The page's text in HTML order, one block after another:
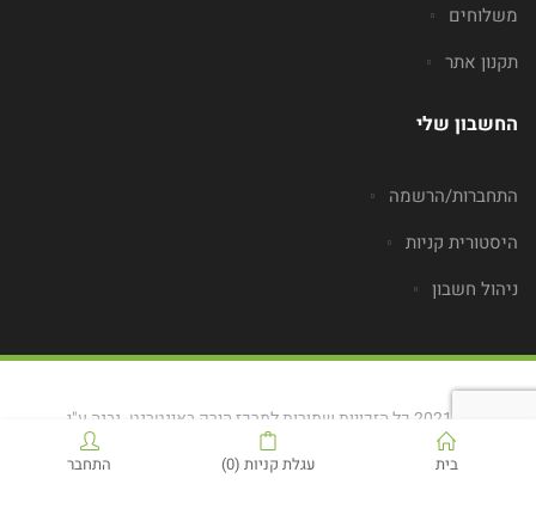
משלוחים
תקנון אתר
החשבון שלי
התחברות/הרשמה
היסטורית קניות
ניהול חשבון
Blashnikov.Pro
בית עגלת קניות (0) התחבר